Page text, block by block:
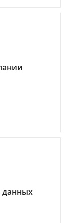
данных